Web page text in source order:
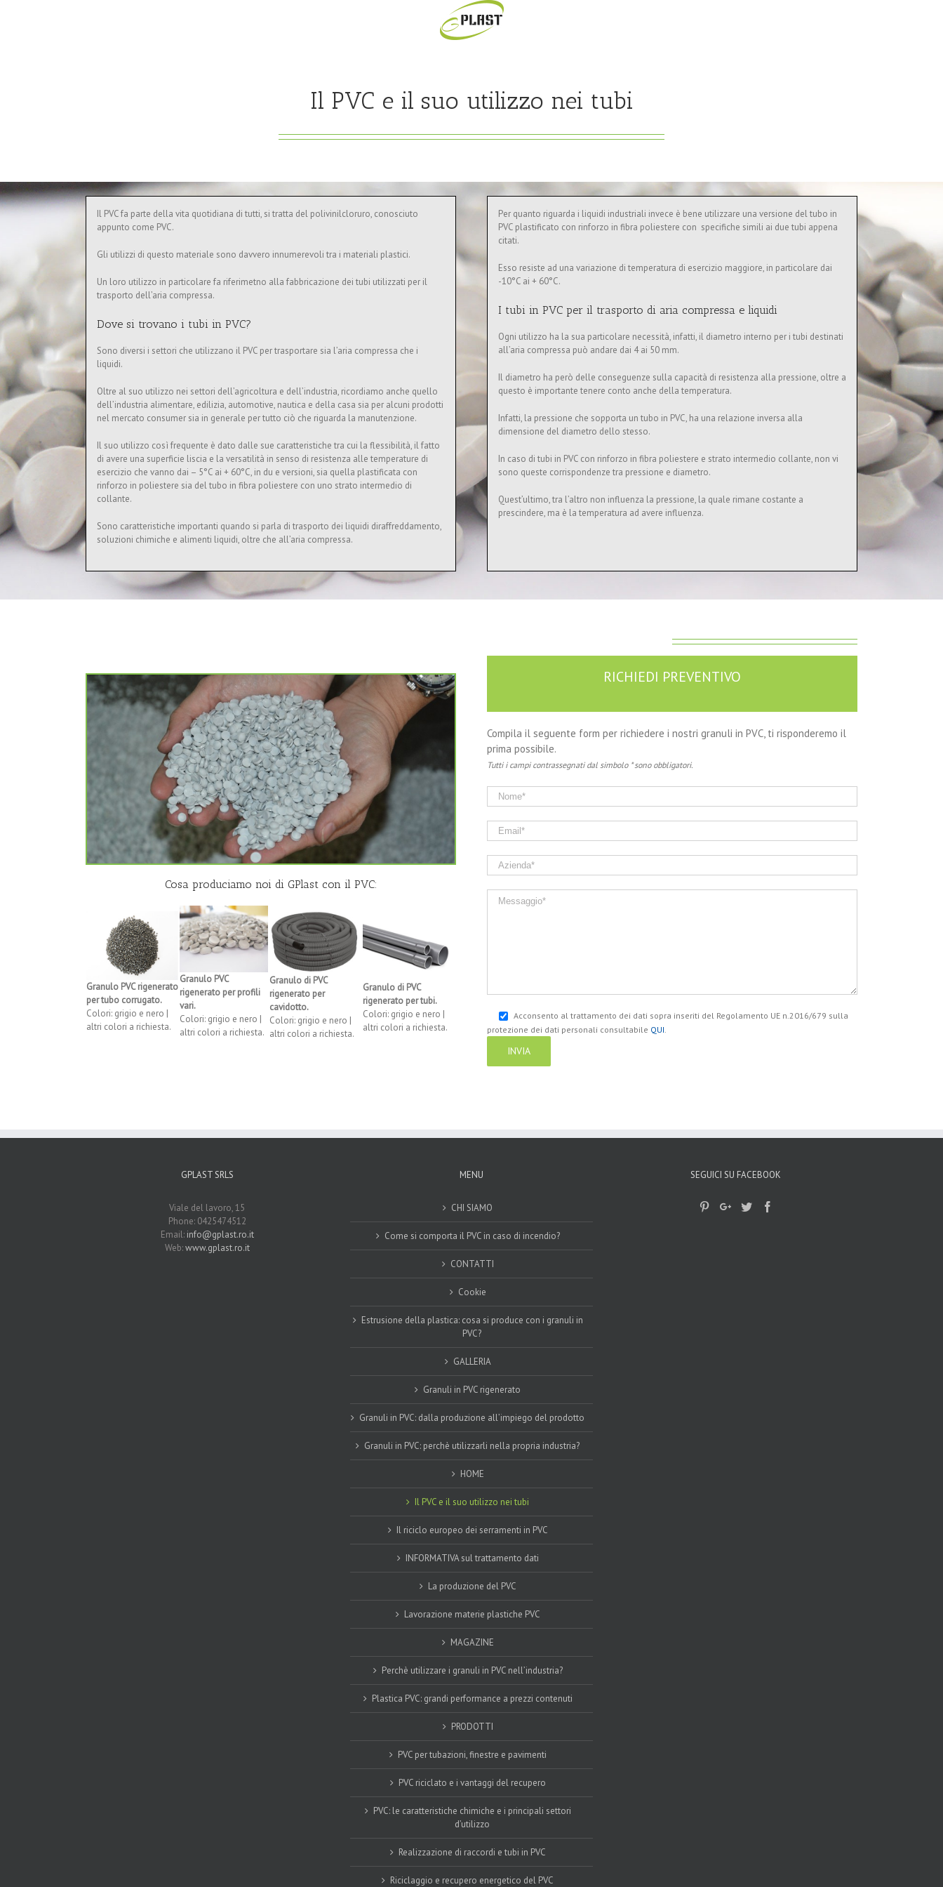
Il PVC e il suo utilizzo nei tubi
Il PVC fa parte della vita quotidiana di tutti, si tratta del polivinilcloruro, conosciuto
appunto come PVC.
Gli utilizzi di questo materiale sono davvero innumerevoli tra i materiali plastici.
Un loro utilizzo in particolare fa riferimetno alla fabbricazione dei tubi utilizzati per il
trasporto dell’aria compressa.
Dove si trovano i tubi in PVC?
Sono diversi i settori che utilizzano il PVC per trasportare sia l’aria compressa che i
liquidi.
Oltre al suo utilizzo nei settori dell’agricoltura e dell’industria, ricordiamo anche quello
dell’industria alimentare, edilizia, automotive, nautica e della casa sia per alcuni prodotti
nel mercato consumer sia in generale per tutto ciò che riguarda la manutenzione.
Il suo utilizzo così frequente è dato dalle sue caratteristiche tra cui la flessibilità, il fatto
di avere una superficie liscia e la versatilità in senso di resistenza alle temperature di
esercizio che vanno dai – 5°C ai + 60°C, in du e versioni, sia quella plastificata con
rinforzo in poliestere sia del tubo in fibra poliestere con uno strato intermedio di
collante.
Sono caratteristiche importanti quando si parla di trasporto dei liquidi diraffreddamento,
soluzioni chimiche e alimenti liquidi, oltre che all’aria compressa.
Per quanto riguarda i liquidi industriali invece è bene utilizzare una versione del tubo in
PVC plastificato con rinforzo in fibra poliestere con specifiche simili ai due tubi appena
citati.
Esso resiste ad una variazione di temperatura di esercizio maggiore, in particolare dai
-10°C ai + 60°C.
I tubi in PVC per il trasporto di aria compressa e liquidi
Ogni utilizzo ha la sua particolare necessità, infatti, il diametro interno per i tubi destinati
all’aria compressa può andare dai 4 ai 50 mm.
Il diametro ha però delle conseguenze sulla capacità di resistenza alla pressione, oltre a
questo è importante tenere conto anche della temperatura.
Infatti, la pressione che sopporta un tubo in PVC, ha una relazione inversa alla
dimensione del diametro dello stesso.
In caso di tubi in PVC con rinforzo in fibra poliestere e strato intermedio collante, non vi
sono queste corrispondenze tra pressione e diametro.
Quest’ultimo, tra l’altro non influenza la pressione, la quale rimane costante a
prescindere, ma è la temperatura ad avere influenza.
Cosa produciamo noi di GPlast con il PVC:
Granulo PVC rigenerato
per tubo corrugato.
Colori: grigio e nero |
altri colori a richiesta.
Granulo PVC
rigenerato per profili
vari.
Colori: grigio e nero |
altri colori a richiesta.
Granulo di PVC
rigenerato per
cavidotto.
Colori: grigio e nero |
altri colori a richiesta.
Granulo di PVC
rigenerato per tubi.
Colori: grigio e nero |
altri colori a richiesta.
RICHIEDI PREVENTIVO
Compila il seguente form per richiedere i nostri granuli in PVC, ti risponderemo il
prima possibile.
Tutti i campi contrassegnati dal simbolo * sono obbligatori.
Acconsento al trattamento dei dati sopra inseriti del Regolamento UE n.2016/679 sulla
protezione dei dati personali consultabile QUI
GPLAST SRLS
Viale del lavoro, 15
Phone: 0425474512
Email: info@gplast.ro.it
Web:www.gplast.ro.it
MENU
CHI SIAMO
Come si comporta il PVC in caso di incendio?
CONTATTI
Cookie
Estrusione della plastica: cosa si produce con i granuli in
PVC?
GALLERIA
Granuli in PVC rigenerato
Granuli in PVC: dalla produzione all’impiego del prodotto
Granuli in PVC: perchè utilizzarli nella propria industria?
HOME
Il PVC e il suo utilizzo nei tubi
Il riciclo europeo dei serramenti in PVC
INFORMATIVA sul trattamento dati
La produzione del PVC
Lavorazione materie plastiche PVC
MAGAZINE
Perchè utilizzare i granuli in PVC nell’industria?
Plastica PVC: grandi performance a prezzi contenuti
PRODOTTI
PVC per tubazioni, finestre e pavimenti
PVC riciclato e i vantaggi del recupero
PVC: le caratteristiche chimiche e i principali settori
d’utilizzo
Realizzazione di raccordi e tubi in PVC
Riciclaggio e recupero energetico del PVC
SEGUICI SU FACEBOOK